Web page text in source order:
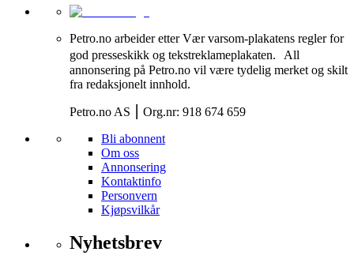
Petro.no arbeider etter Vær varsom-plakatens regler for
god presseskikk og tekstreklameplakaten. All
annonsering på Petro.no vil være tydelig merket og skilt
fra redaksjonelt innhold.
Petro.no AS ⎮ Org.nr: 918 674 659
Bli abonnent
Om oss
Annonsering
Kontaktinfo
Personvern
Kjøpsvilkår
Nyhetsbrev